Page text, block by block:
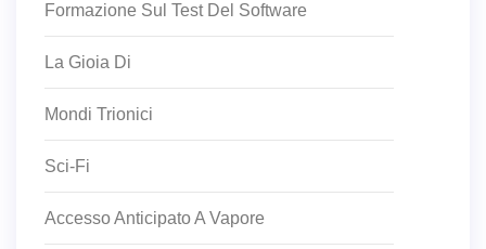
Formazione Sul Test Del Software
La Gioia Di
Mondi Trionici
Sci-Fi
Accesso Anticipato A Vapore